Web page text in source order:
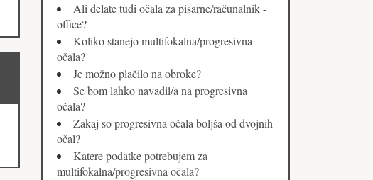
Ali delate tudi očala za pisarne/računalnik -
office?
Koliko stanejo multifokalna/progresivna
očala?
Je možno plačilo na obroke?
Se bom lahko navadil/a na progresivna
očala?
Zakaj so progresivna očala boljša od dvojnih
očal?
Katere podatke potrebujem za
multifokalna/progresivna očala?